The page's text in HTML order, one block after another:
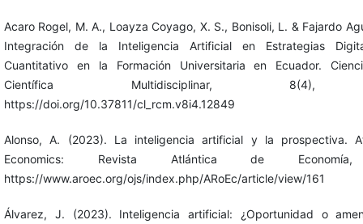
Acaro Rogel, M. A., Loayza Coyago, X. S., Bonisoli, L. & Fajardo
Integración de la Inteligencia Artificial en Estrategias
Cuantitativo en la Formación Universitaria en Ecuador.
Científica Multidisciplinar, 8(4),
https://doi.org/10.37811/cl_rcm.v8i4.12849
Alonso, A. (2023). La inteligencia artificial y la prospectiva.
Economics: Revista Atlántica de
https://www.aroec.org/ojs/index.php/ARoEc/article/view/161
Álvarez, J. (2023). Inteligencia artificial: ¿Oportunidad o